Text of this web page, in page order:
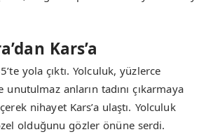
Kars’a
yola çıktı. Yolculuk, yüzlerce
anların tadını çıkarmaya
nihayet Kars’a ulaştı. Yolculuk
olduğunu gözler önüne serdi.